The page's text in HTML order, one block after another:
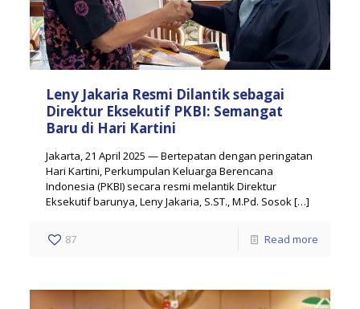
Leny Jakaria Resmi Dilantik sebagai
Direktur Eksekutif PKBI: Semangat
Baru di Hari Kartini
Jakarta, 21 April 2025 — Bertepatan dengan peringatan
Hari Kartini, Perkumpulan Keluarga Berencana
Indonesia (PKBI) secara resmi melantik Direktur
Eksekutif barunya, Leny Jakaria, S.ST., M.Pd. Sosok[…]
87 Read more